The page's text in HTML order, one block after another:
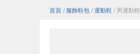
首頁 / 服飾鞋包 / 運動鞋 / 男運動鞋